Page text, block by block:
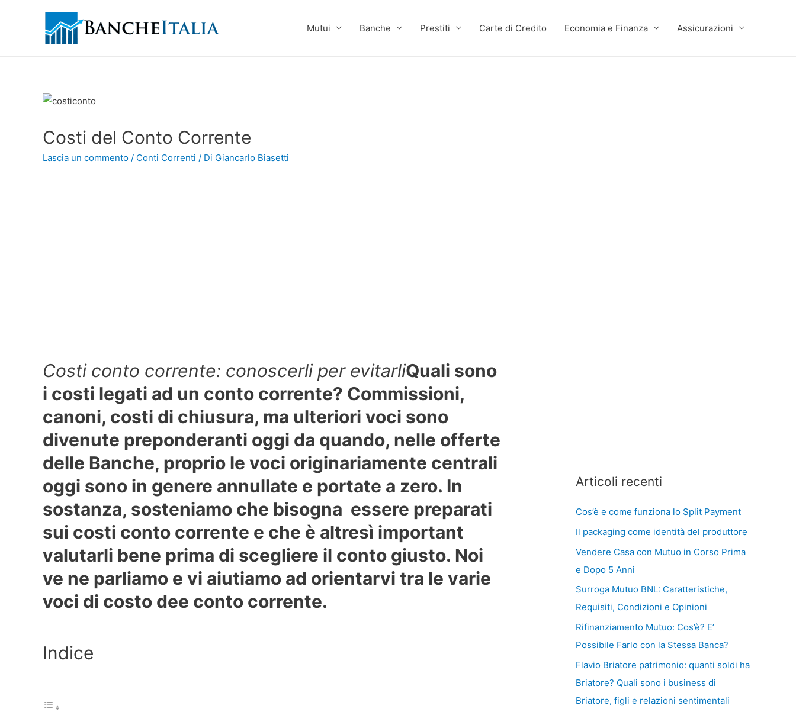
Mutui Banche Prestiti Carte di Credito Economia e Finanza Assicurazioni
Costi del Conto Corrente
Lascia un commento / Conti Correnti / Di Giancarlo Biasetti
Costi conto corrente: conoscerli per evitarliQuali sono
i costi legati ad un conto corrente? Commissioni,
canoni, costi di chiusura, ma ulteriori voci sono
divenute preponderanti oggi da quando, nelle offerte
delle Banche, proprio le voci originariamente centrali
oggi sono in genere annullate e portate a zero. In
sostanza, sosteniamo che bisogna essere preparati
sui costi conto corrente e che è altresì important
valutarli bene prima di scegliere il conto giusto. Noi
ve ne parliamo e vi aiutiamo ad orientarvi tra le varie
voci di costo dee conto corrente.
Indice
Articoli recenti
Cos’è e come funziona lo Split Payment
Il packaging come identità del produttore
Vendere Casa con Mutuo in Corso Prima
e Dopo 5 Anni
Surroga Mutuo BNL: Caratteristiche,
Requisiti, Condizioni e Opinioni
Rifinanziamento Mutuo: Cos’è? E’
Possibile Farlo con la Stessa Banca?
Flavio Briatore patrimonio: quanti soldi ha
Briatore? Quali sono i business di
Briatore, figli e relazioni sentimentali